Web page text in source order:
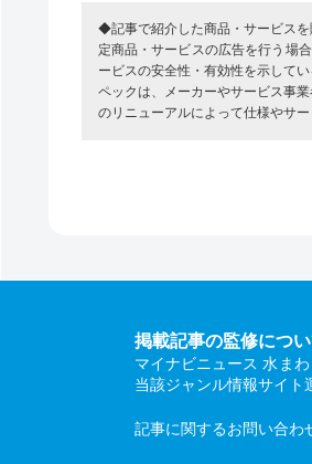
◆記事で紹介した商品・サービス
定商品・サービスの広告を行う場
ービスの安全性・有効性を示して
ペックは、メーカーやサービス事
のリニューアルによって仕様やサ
掲載記事の監修につ
マイナビニュース 水ま
当該ジャンル情報サイト
記事に関するお問い合わ